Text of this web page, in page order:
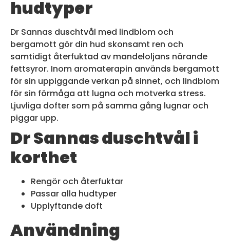
hudtyper
Dr Sannas duschtvål med lindblom och
bergamott gör din hud skonsamt ren och
samtidigt återfuktad av mandeloljans närande
fettsyror. Inom aromaterapin används bergamott
för sin uppiggande verkan på sinnet, och lindblom
för sin förmåga att lugna och motverka stress.
Ljuvliga dofter som på samma gång lugnar och
piggar upp.
Dr Sannas duschtvål i
korthet
Rengör och återfuktar
Passar alla hudtyper
Upplyftande doft
Användning